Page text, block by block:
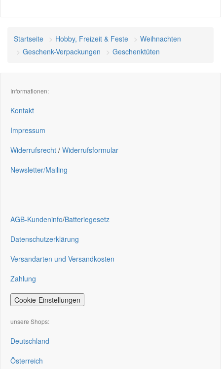
Startseite Hobby, Freizeit & Feste
Weihnachten
Geschenk-Verpackungen
Geschenktüten
Informationen:
Kontakt
Impressum
Widerrufsrecht / Widerrufsformular
Newsletter/Mailing
AGB-Kundeninfo/Batteriegesetz
Datenschutzerklärung
Versandarten und Versandkosten
Zahlung
Cookie-Einstellungen
unsere Shops:
Deutschland
Österreich